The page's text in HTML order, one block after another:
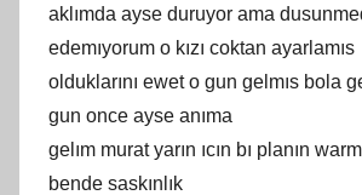
aklımda ayse duruyor ama
edemıyorum o kızı coktan ayarlamıs
olduklarını ewet o gun gelmıs bola
gun once ayse anıma
gelım murat yarın ıcın bı planın
bende saskınlık